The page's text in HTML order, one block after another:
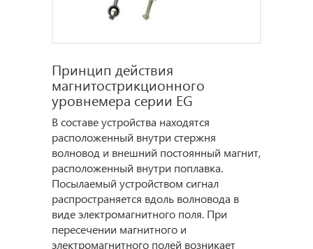
Принцип действия
магнитострикционного
уровнемера серии EG
В составе устройства находятся
расположенный внутри стержня
волновод и внешний постоянный магнит,
расположенный внутри поплавка.
Посылаемый устройством сигнал
распространяется вдоль волновода в
виде электромагнитного поля. При
пересечении магнитного и
электромагнитного полей возникает